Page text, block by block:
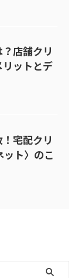
店舗クリ
ットとデ
宅配クリ
ト〉のこ